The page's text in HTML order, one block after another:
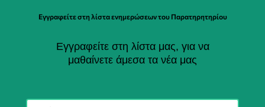
Εγγραφείτε στη λίστα ενημερώσεων του Παρατηρητηρίου
Εγγραφείτε στη λίστα μας, για να
μαθαίνετε άμεσα τα νέα μας